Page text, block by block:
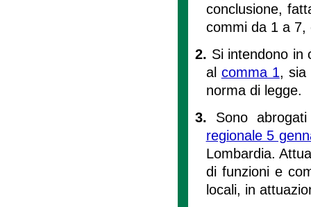
conclusione,
commi da 1 a 7,
2. Si intendono in
al comma 1, sia
norma di legge.
3. Sono
regionale 5
Lombardia.
di funzioni e
locali, in